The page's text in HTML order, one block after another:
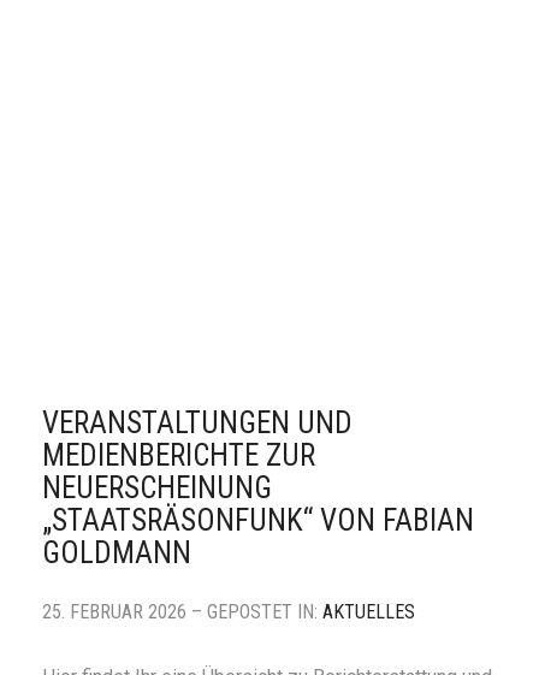
VERANSTALTUNGEN UND
MEDIENBERICHTE ZUR
NEUERSCHEINUNG
„STAATSRÄSONFUNK“ VON FABIAN
GOLDMANN
25. FEBRUAR 2026 – GEPOSTET IN: AKTUELLES